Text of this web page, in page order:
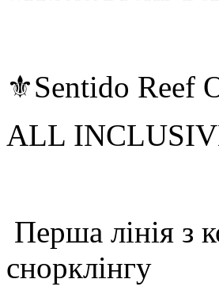
⚜️Sentido Reef
ALL
Перша лінія з
снорклінгу